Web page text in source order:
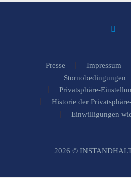
Presse Impressum
Stornobedingungen
Privatsphäre-
Historie der
Einwilligungen
2026 ©